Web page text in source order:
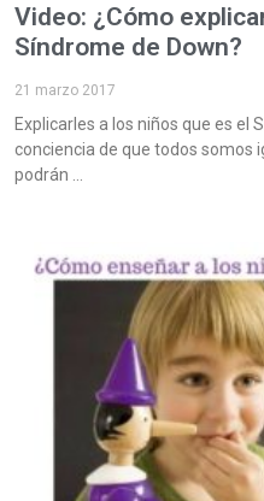
Video: ¿Cómo
Síndrome de Down?
21 marzo 2017
Explicarles a los niños que es el
conciencia de que todos somos
podrán